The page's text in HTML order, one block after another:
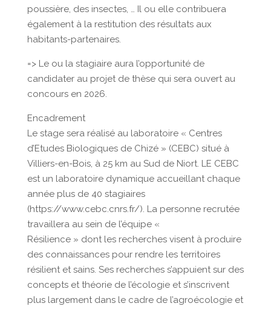
poussière, des insectes, … Il ou elle contribuera
également à la restitution des résultats aux
habitants-partenaires.
=> Le ou la stagiaire aura l’opportunité de
candidater au projet de thèse qui sera ouvert au
concours en 2026.
Encadrement
Le stage sera réalisé au laboratoire « Centres
d’Etudes Biologiques de Chizé » (CEBC) situé à
Villiers-en-Bois, à 25 km au Sud de Niort. LE CEBC
est un laboratoire dynamique accueillant chaque
année plus de 40 stagiaires
(https://www.cebc.cnrs.fr/). La personne recrutée
travaillera au sein de l’équipe «
Résilience » dont les recherches visent à produire
des connaissances pour rendre les territoires
résilient et sains. Ses recherches s’appuient sur des
concepts et théorie de l’écologie et s’inscrivent
plus largement dans le cadre de l’agroécologie et